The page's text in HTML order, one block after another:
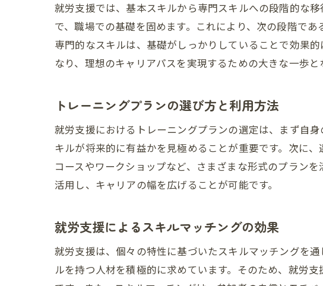
柔軟な働
新たな
個人のニ
就労支援では、基本スキルから専門スキルへの段階的な
で、職場での基礎を固めます。これにより、次の段階で
専門的なスキルは、基礎がしっかりしていることで効果
なり、理想のキャリアパスを実現するための大きな一歩と
トレーニングプランの選び方と利用方法
就労支援におけるトレーニングプランの選定は、まず自
キルが将来的に有益かを見極めることが重要です。次に
コースやワークショップなど、さまざまな形式のプラン
活用し、キャリアの幅を広げることが可能です。
就労支援によるスキルマッチングの効果
就労支援は、個々の特性に基づいたスキルマッチングを
ルを持つ人材を積極的に求めています。そのため、就労